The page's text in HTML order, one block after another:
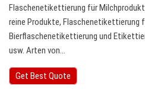
Flaschenetikettierung für
reine Produkte, Flaschenetikettierung
Bierflaschenetikettierung und
usw. Arten von…
Get Best Quote